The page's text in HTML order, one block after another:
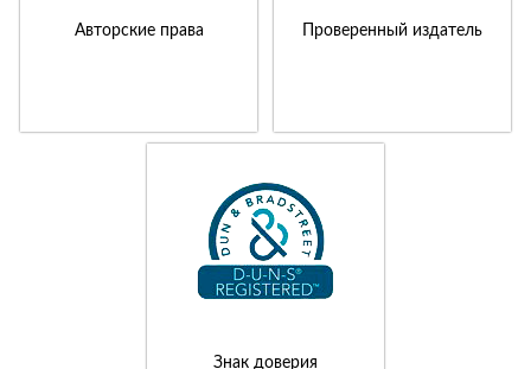
Авторские права Проверенный издатель
Знак доверия